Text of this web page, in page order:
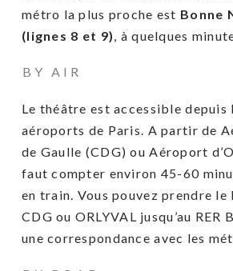
métro la plus proche est Bonne
(lignes 8 et 9), à quelques
BY AIR
Le théâtre est accessible depuis
aéroports de Paris. A partir de
de Gaulle (CDG) ou Aéroport
faut compter environ 45-60
en train. Vous pouvez prendre le
CDG ou ORLYVAL jusqu’au RER
une correspondance avec les